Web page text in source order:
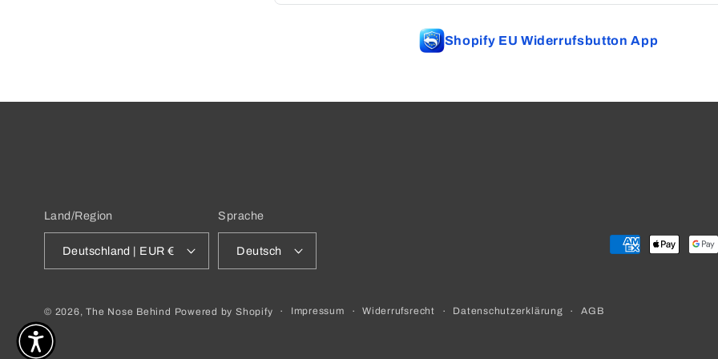
Shopify EU Widerrufsbutton App
Land/Region
Deutschland | EUR €
Sprache
Deutsch
© 2026,The Nose Behind Powered by Shopify Impressum Widerrufsrecht Datenschutzerklärung AGB